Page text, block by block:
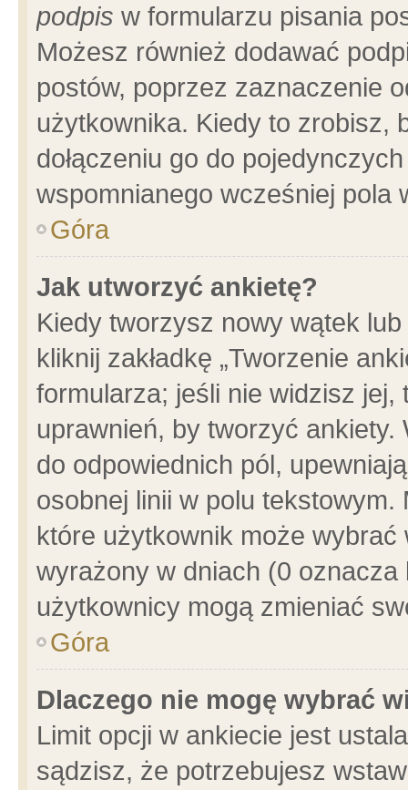
podpis w formularzu pisania
Możesz również dodawać
postów, poprzez zaznaczenie
użytkownika. Kiedy to zrobisz,
dołączeniu go do
wspomnianego wcześniej pola
Góra
Jak utworzyć ankietę?
Kiedy tworzysz nowy wątek
kliknij zakładkę „Tworzenie
formularza; jeśli nie widzisz
uprawnień, by tworzyć ankiety.
do odpowiednich pól,
osobnej linii w polu
które użytkownik może
wyrażony w dniach (0
użytkownicy mogą zmieniać
Góra
Dlaczego nie mogę wybrać
Limit opcji w ankiecie jest
sądzisz, że potrzebujesz